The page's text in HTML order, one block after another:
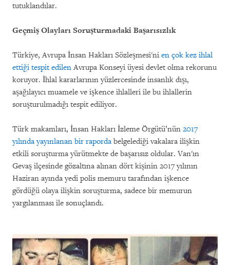
tutuklandılar.
Geçmiş Olayları Soruşturmadaki Başarısızlık
Türkiye, Avrupa İnsan Hakları Sözleşmesi'ni en çok kez ihlal
ettiği tespit edilenAvrupa Konseyi üyesi devlet olma rekorunu
koruyor. İhlal kararlarının yüzlercesinde insanlık dışı,
aşağılayıcı muamele ve işkence ihlalleri ile bu ihlallerin
soruşturulmadığı tespit ediliyor.
Türk makamları, İnsan Hakları İzleme Örgütü’nün 2017
yılında yayınlanan bir raporda belgelediği vakalara ilişkin
etkili soruşturma yürütmekte de başarısız oldular. Van'ın
Gevaş ilçesinde gözaltına alınan dört kişinin 2017 yılının
Haziran ayında yedi polis memuru tarafından işkence
gördüğü olaya ilişkin soruşturma, sadece bir memurun
yargılanması ile sonuçlandı.